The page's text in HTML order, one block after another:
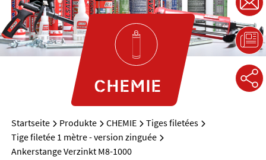
CHEMIE
Startseite Produkte CHEMIE
Tiges filetées
Tige filetée 1 mètre - version zinguée
Ankerstange Verzinkt M8-1000